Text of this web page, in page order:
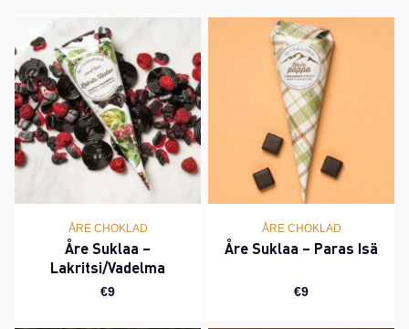
ÅRE CHOKLAD
Åre Suklaa –
Lakritsi/Vadelma
€9
ÅRE CHOKLAD
Åre Suklaa – Paras Isä
€9